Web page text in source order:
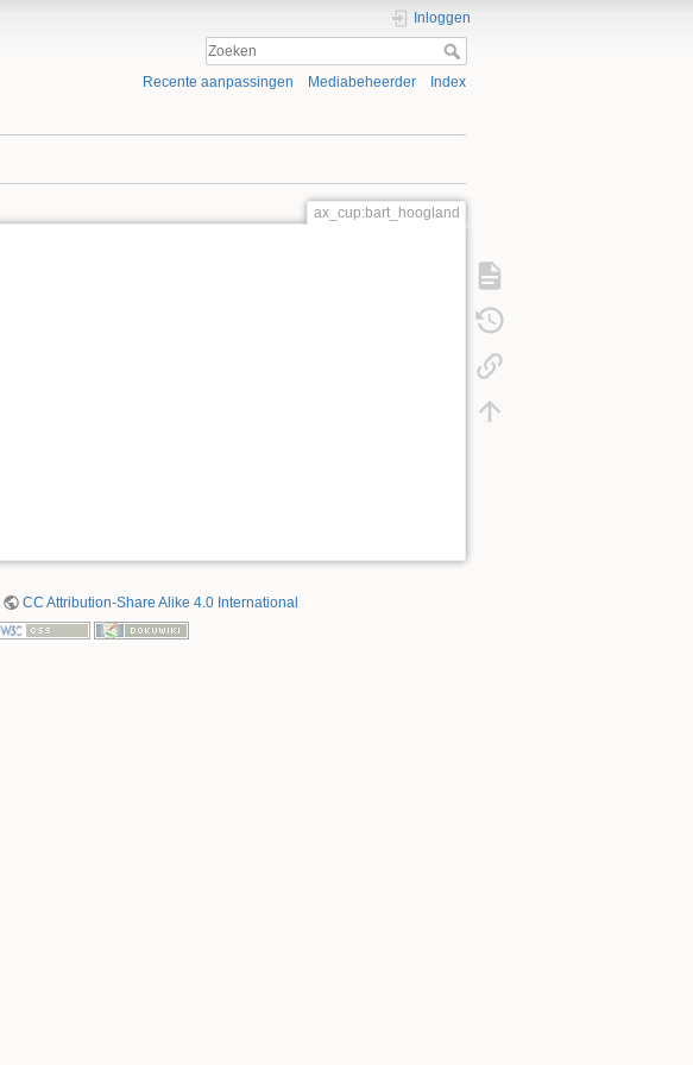
Inloggen
Recente aanpassingen Mediabeheerder Index
ax_cup:bart_hoogland
CC Attribution-Share Alike 4.0 International